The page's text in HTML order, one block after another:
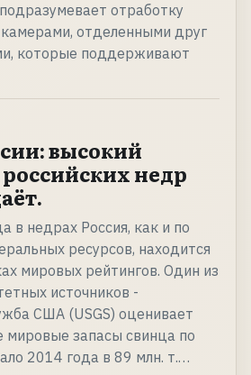
отработку
камерами, отделенными друг
которые поддерживают
высокий
недр
в недрах Россия, как и по
ресурсов, находится
мировых рейтингов. Один из
источников -
США (USGS) оценивает
запасы свинца по
2014 года в 89 млн. т.…